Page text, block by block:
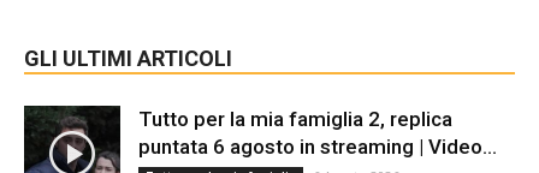
GLI ULTIMI ARTICOLI
Tutto per la mia famiglia 2, replica
puntata 6 agosto in streaming | Video...